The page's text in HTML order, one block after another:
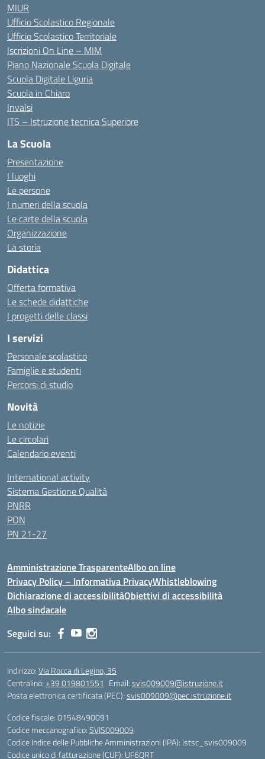
MIUR
Ufficio Scolastico Regionale
Ufficio Scolastico Territoriale
Iscrizioni On Line – MIM
Piano Nazionale Scuola Digitale
Scuola Digitale Liguria
Scuola in Chiaro
Invalsi
ITS – Istruzione tecnica Superiore
La Scuola
Presentazione
I luoghi
Le persone
I numeri della scuola
Le carte della scuola
Organizzazione
La storia
Didattica
Offerta formativa
Le schede didattiche
I progetti delle classi
I servizi
Personale scolastico
Famiglie e studenti
Percorsi di studio
Novità
Le notizie
Le circolari
Calendario eventi
International activity
Sistema Gestione Qualità
PNRR
PON
PN 21-27
Amministrazione TrasparenteAlbo on line
Privacy Policy – Informativa PrivacyWhistleblowing
Dichiarazione di accessibilitàObiettivi di accessibilità
Albo sindacale
Seguici su:
Indirizzo:Via Rocca di Legino, 35
Centralino:+39 019801551 Email:svis009009@istruzione.it
Posta elettronica certificata (PEC):svis009009@pec.istruzione.it
Codice fiscale: 01548490091
Codice meccanografico:SVIS009009
Codice Indice delle Pubbliche Amministrazioni (IPA): istsc_svis009009
Codice unico di fatturazione (CUF): UF6QRT